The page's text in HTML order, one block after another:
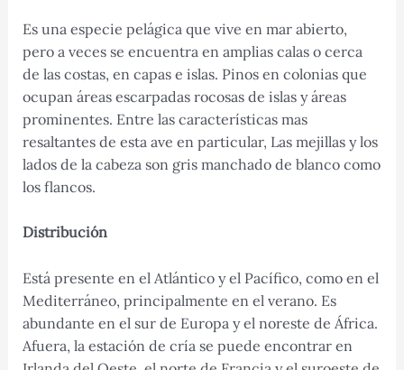
Es una especie pelágica que vive en mar abierto,
pero a veces se encuentra en amplias calas o cerca
de las costas, en capas e islas. Pinos en colonias que
ocupan áreas escarpadas rocosas de islas y áreas
prominentes. Entre las características mas
resaltantes de esta ave en particular, Las mejillas y los
lados de la cabeza son gris manchado de blanco como
los flancos.
Distribución
Está presente en el Atlántico y el Pacífico, como en el
Mediterráneo, principalmente en el verano. Es
abundante en el sur de Europa y el noreste de África.
Afuera, la estación de cría se puede encontrar en